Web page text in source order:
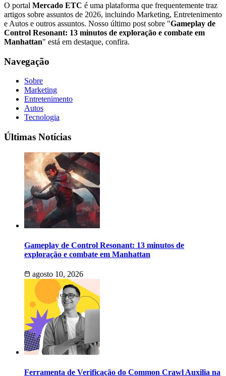
O portal Mercado ETC é uma plataforma que frequentemente traz
artigos sobre assuntos de 2026, incluindo Marketing, Entretenimento
e Autos e outros assuntos. Nosso último post sobre "Gameplay de
Control Resonant: 13 minutos de exploração e combate em
Manhattan" está em destaque, confira.
Navegação
Sobre
Marketing
Entretenimento
Autos
Tecnologia
Últimas Notícias
Gameplay de Control Resonant: 13 minutos de
exploração e combate em Manhattan
agosto 10, 2026
Ferramenta de Verificação do Common Crawl Auxilia na